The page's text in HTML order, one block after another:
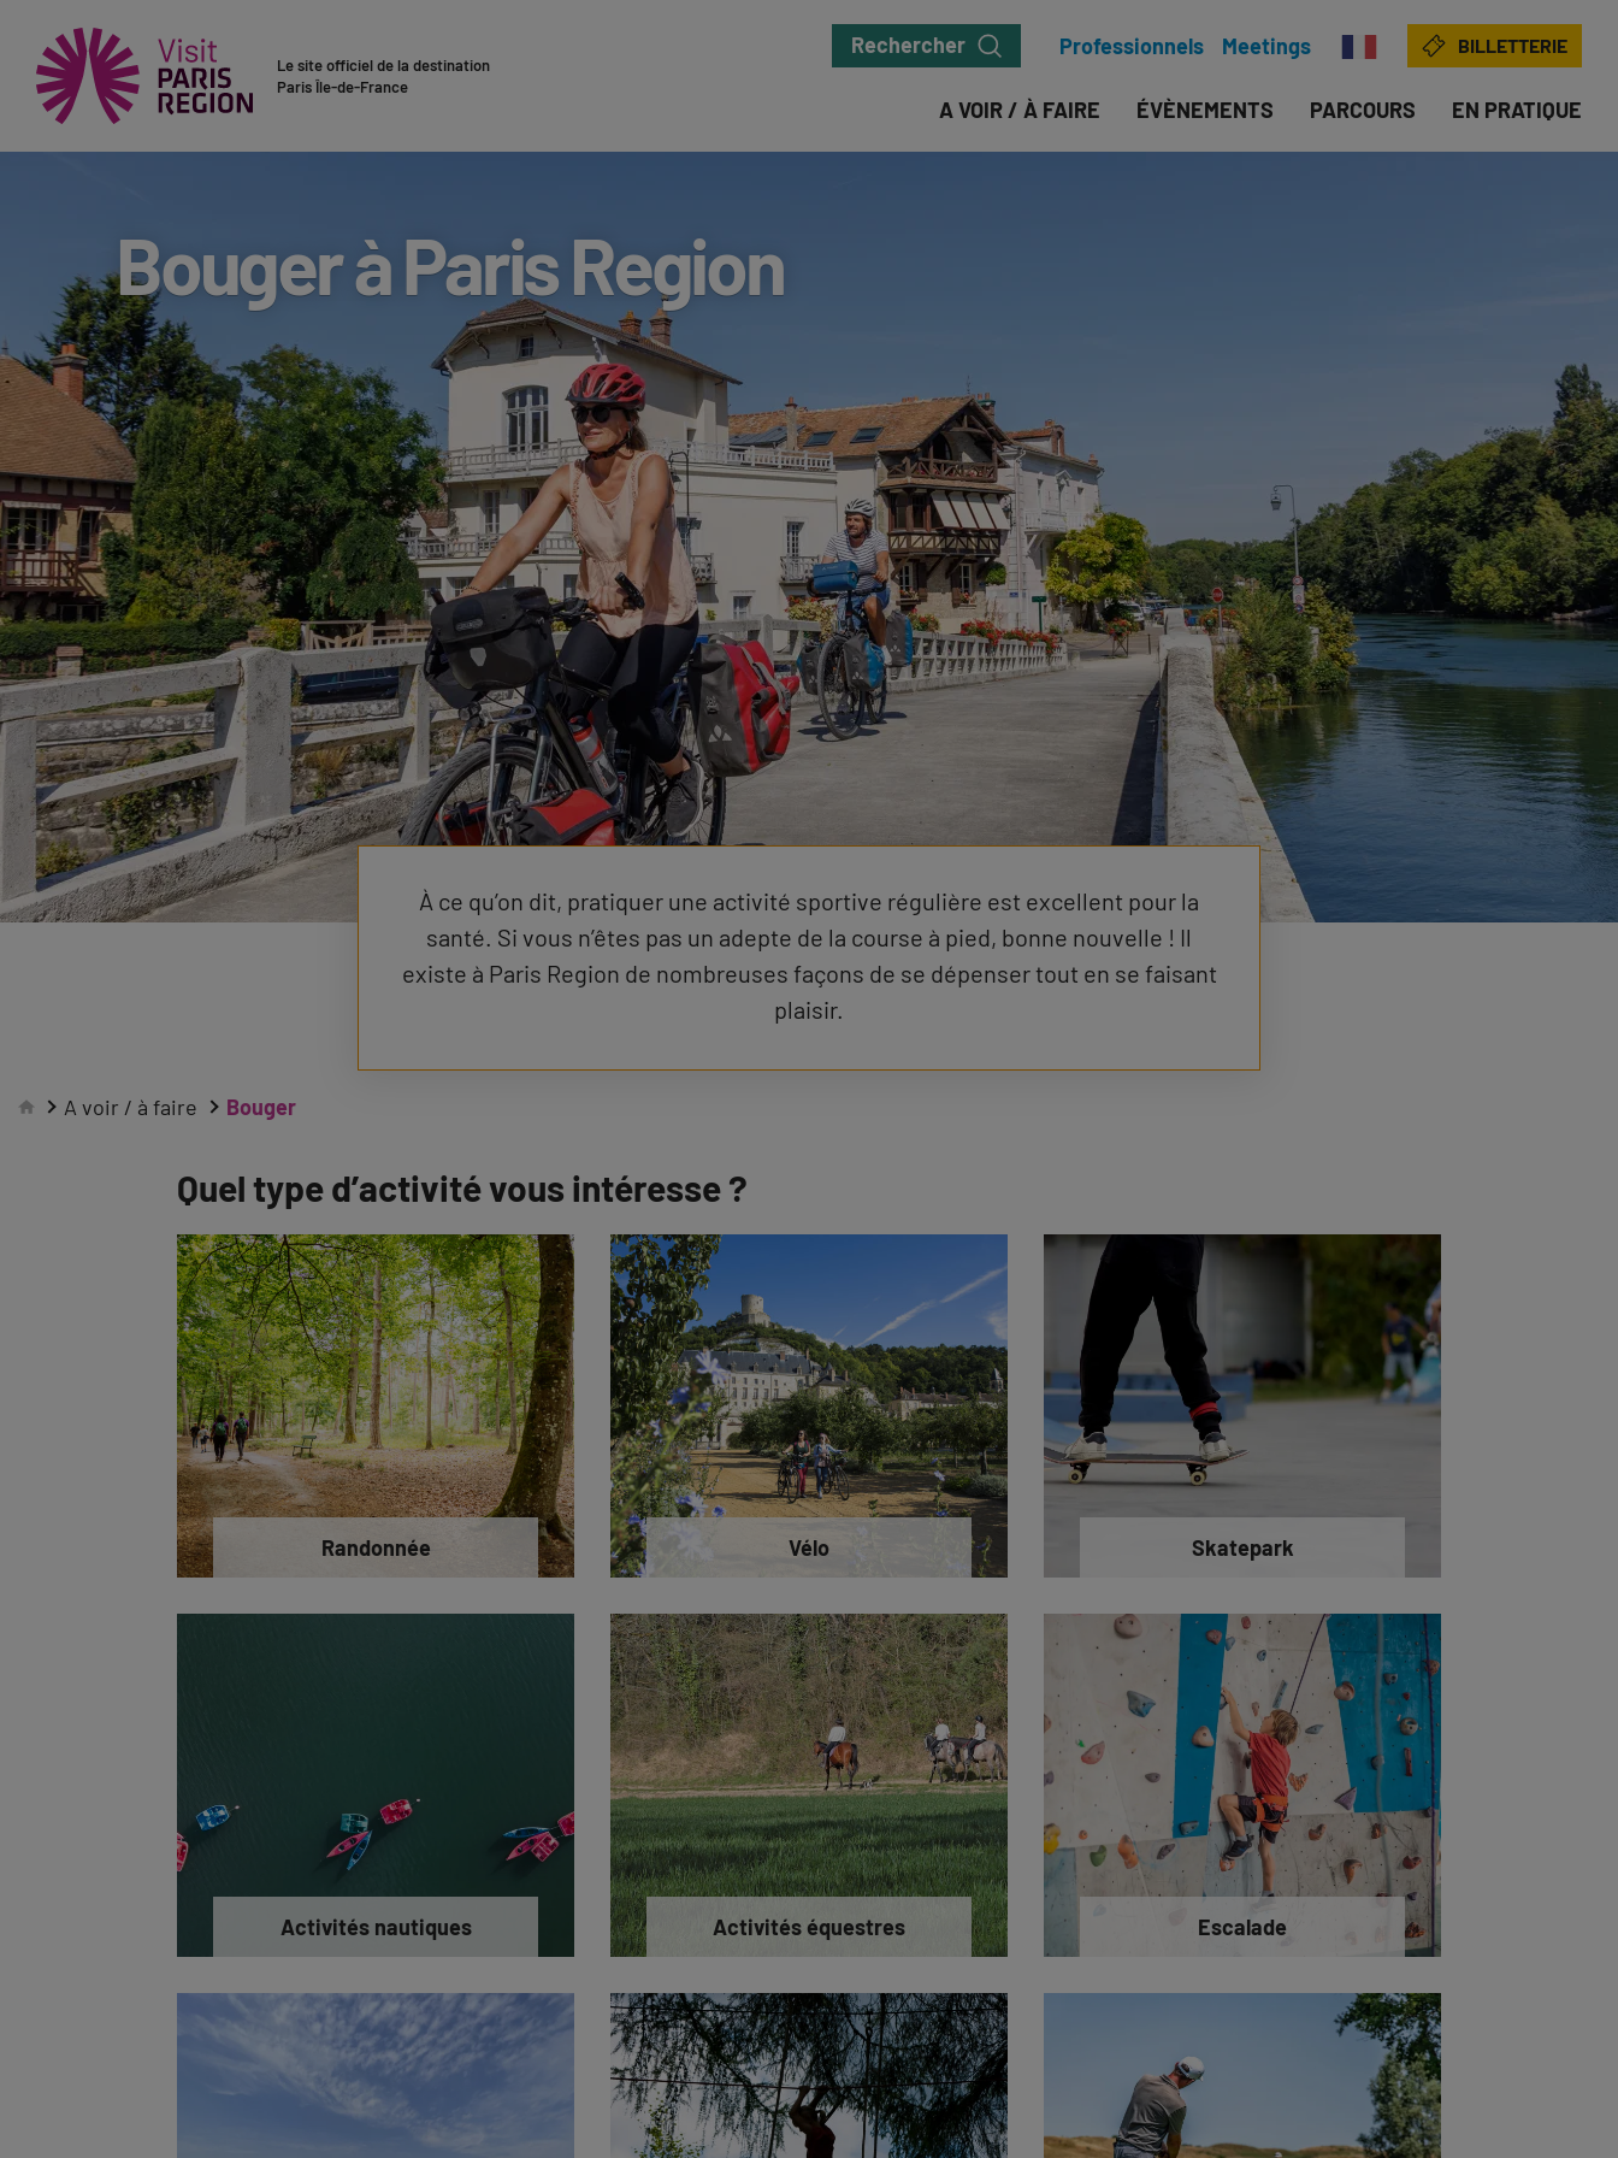
Le site officiel de la destination
Paris Île-de-France
Rechercher Professionnels Meetings BILLETTERIE
A VOIR / À FAIRE ÉVÈNEMENTS PARCOURS EN PRATIQUE
Bouger à Paris Region
À ce qu’on dit, pratiquer une activité sportive régulière est excellent pour la
santé. Si vous n’êtes pas un adepte de la course à pied, bonne nouvelle ! Il
existe à Paris Region de nombreuses façons de se dépenser tout en se faisant
plaisir.
A voir / à faire Bouger
Quel type d’activité vous intéresse ?
Randonnée Vélo Skatepark
Activités nautiques Activités équestres Escalade